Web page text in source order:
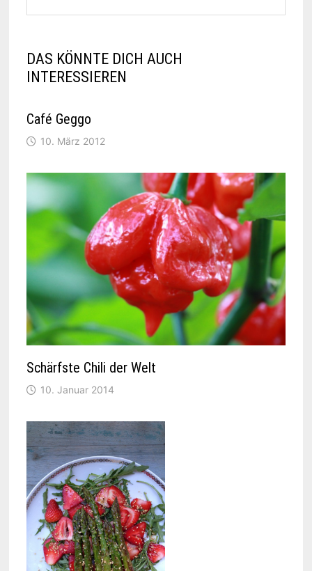
DAS KÖNNTE DICH AUCH
INTERESSIEREN
Café Geggo
10. März 2012
Schärfste Chili der Welt
10. Januar 2014